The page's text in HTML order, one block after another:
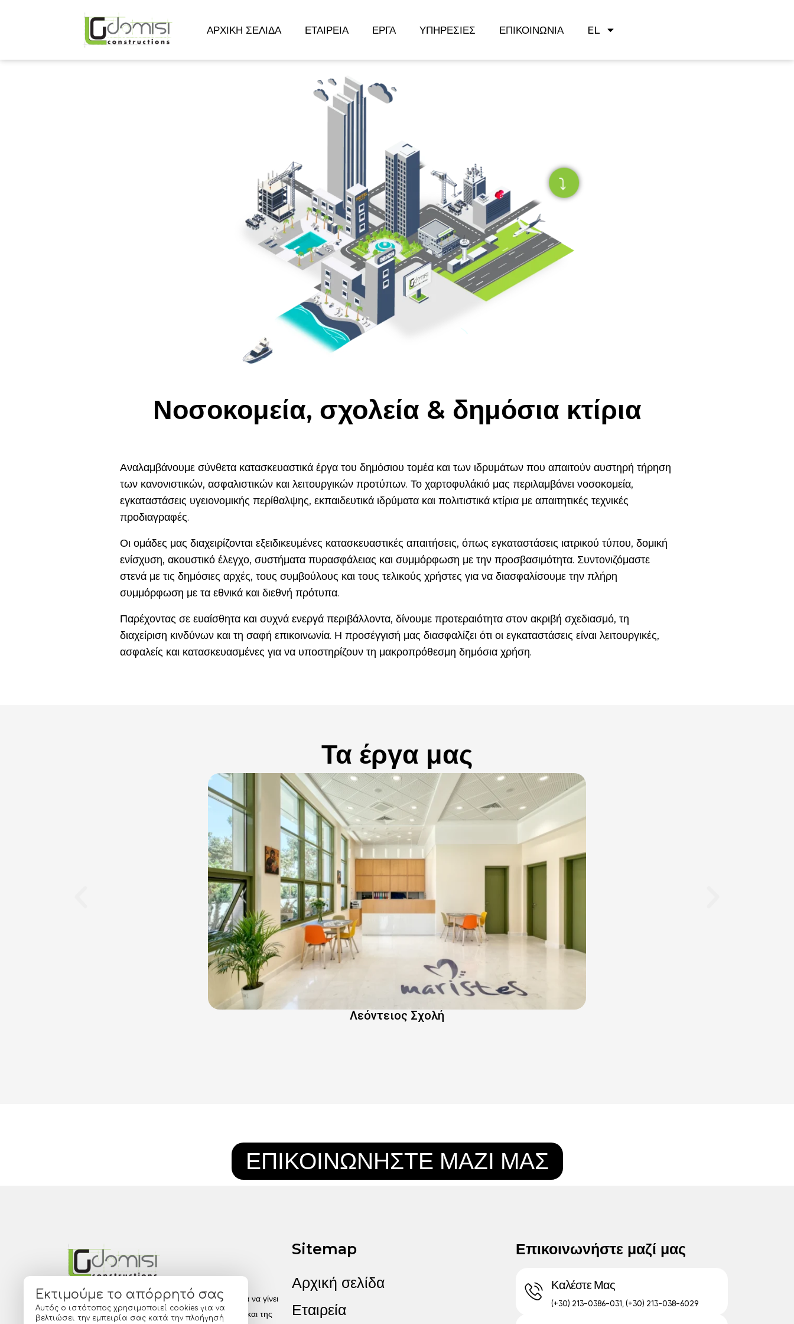
ΑΡΧΙΚΉ ΣΕΛΊΔΑ ΕΤΑΙΡΕΊΑ ΈΡΓΑ ΥΠΗΡΕΣΊΕΣ ΕΠΙΚΟΙΝΩΝΊΑ EL
Νοσοκομεία, σχολεία & δημόσια κτίρια
Αναλαμβάνουμε σύνθετα κατασκευαστικά έργα του δημόσιου τομέα και των ιδρυμάτων που απαιτούν αυστηρή τήρηση
των κανονιστικών, ασφαλιστικών και λειτουργικών προτύπων. Το χαρτοφυλάκιό μας περιλαμβάνει νοσοκομεία,
εγκαταστάσεις υγειονομικής περίθαλψης, εκπαιδευτικά ιδρύματα και πολιτιστικά κτίρια με απαιτητικές τεχνικές
προδιαγραφές.
Οι ομάδες μας διαχειρίζονται εξειδικευμένες κατασκευαστικές απαιτήσεις, όπως εγκαταστάσεις ιατρικού τύπου, δομική
ενίσχυση, ακουστικό έλεγχο, συστήματα πυρασφάλειας και συμμόρφωση με την προσβασιμότητα. Συντονιζόμαστε
στενά με τις δημόσιες αρχές, τους συμβούλους και τους τελικούς χρήστες για να διασφαλίσουμε την πλήρη
συμμόρφωση με τα εθνικά και διεθνή πρότυπα.
Παρέχοντας σε ευαίσθητα και συχνά ενεργά περιβάλλοντα, δίνουμε προτεραιότητα στον ακριβή σχεδιασμό, τη
διαχείριση κινδύνων και τη σαφή επικοινωνία. Η προσέγγισή μας διασφαλίζει ότι οι εγκαταστάσεις είναι λειτουργικές,
ασφαλείς και κατασκευασμένες για να υποστηρίζουν τη μακροπρόθεσμη δημόσια χρήση.
Τα έργα μας
Λεόντειος Σχολή
ΕΠΙΚΟΙΝΩΝΗΣΤΕ ΜΑΖΙ ΜΑΣ
Η LG Domisi Constructions ιδρύθηκε με όραμα να γίνει
σημείο αναφοράς στους τομείς των κατασκευών και της
Sitemap
Αρχική σελίδα
Εταιρεία
Επικοινωνήστε μαζί μας
Καλέστε Μας
(+30) 213-0386-031, (+30) 213-038-6029
Εκτιμούμε το απόρρητό σας
Αυτός ο ιστότοπος χρησιμοποιεί cookies για να
βελτιώσει την εμπειρία σας κατά την πλοήγησή